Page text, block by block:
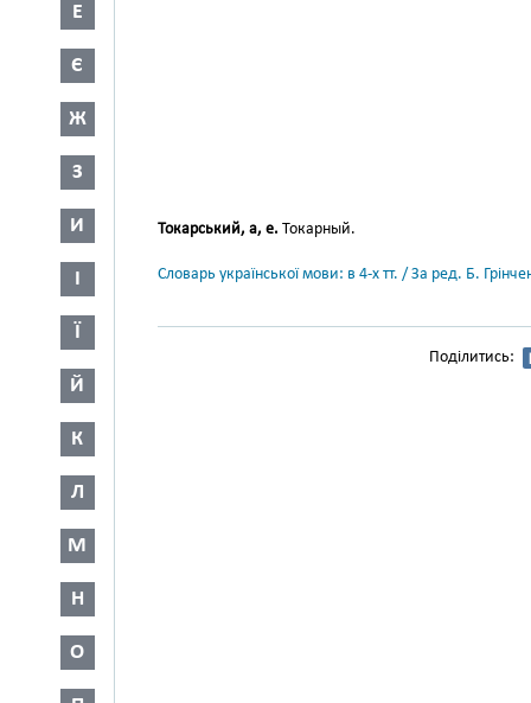
Е
Є
Ж
З
И
І
Ї
Й
К
Л
М
Н
О
Токарський, а, е. Токарный.
Словарь української мови: в 4-х тт. / За ред. Б.
Поділитись: